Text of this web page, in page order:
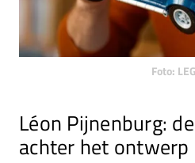
Foto:
Léon Pijnenburg:
achter het ontwerp